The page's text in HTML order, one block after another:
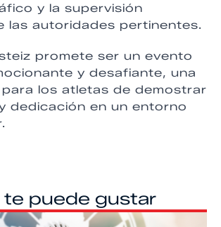
y la supervisión
las autoridades pertinentes.
promete ser un evento
y desafiante, una
los atletas de demostrar
dedicación en un entorno
te puede gustar